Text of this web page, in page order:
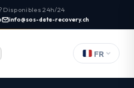
Disponibles 24h/24
info@sos-data-recovery.ch
FR